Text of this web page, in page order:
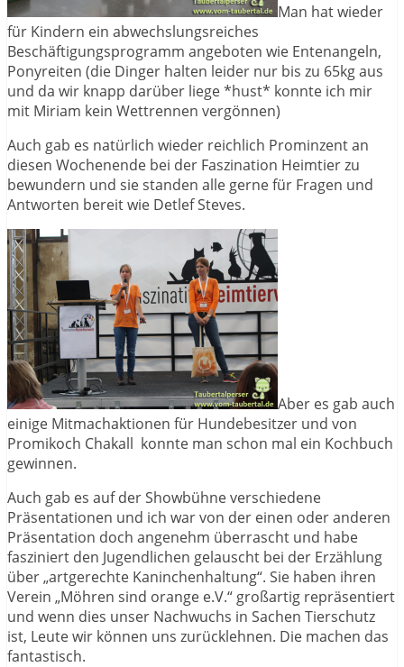
Man hat wieder
für Kindern ein abwechslungsreiches
Beschäftigungsprogramm angeboten wie Entenangeln,
Ponyreiten (die Dinger halten leider nur bis zu 65kg aus
und da wir knapp darüber liege *hust* konnte ich mir
mit Miriam kein Wettrennen vergönnen)
Auch gab es natürlich wieder reichlich Prominzent an
diesen Wochenende bei der Faszination Heimtier zu
bewundern und sie standen alle gerne für Fragen und
Antworten bereit wie Detlef Steves.
Aber es gab auch
einige Mitmachaktionen für Hundebesitzer und von
Promikoch Chakall konnte man schon mal ein Kochbuch
gewinnen.
Auch gab es auf der Showbühne verschiedene
Präsentationen und ich war von der einen oder anderen
Präsentation doch angenehm überrascht und habe
fasziniert den Jugendlichen gelauscht bei der Erzählung
über „artgerechte Kaninchenhaltung“. Sie haben ihren
Verein „Möhren sind orange e.V.“ großartig repräsentiert
und wenn dies unser Nachwuchs in Sachen Tierschutz
ist, Leute wir können uns zurücklehnen. Die machen das
fantastisch.